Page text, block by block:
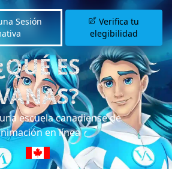
Sesión
Verifica tu
elegibilidad
ES
escuela canadiense de
en línea